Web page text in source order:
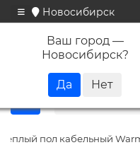
Новосибирск
Ваш город —
Новосибирск?
Теплый пол кабельный